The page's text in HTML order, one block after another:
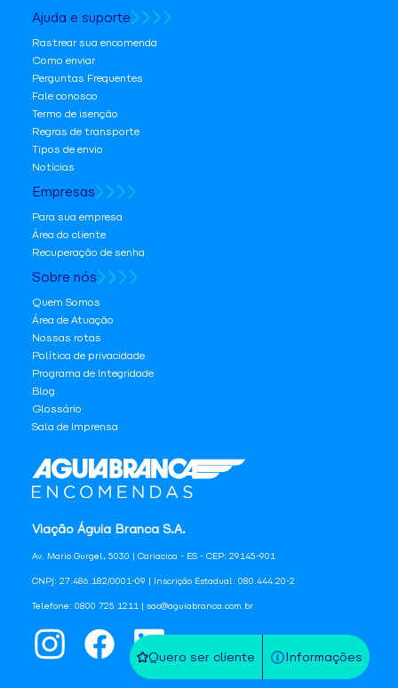
Quero ser cliente Informações
Viação Águia Branca S.A.
Av. Mario Gurgel, 5030 | Cariacica - ES - CEP: 29145-901
CNPJ: 27.486.182/0001-09 | Inscrição Estadual: 080.444.20-2
Telefone: 0800 725 1211 | sac@aguiabranca.com.br
Ajuda e suporte
Rastrear sua encomenda
Como enviar
Perguntas Frequentes
Fale conosco
Termo de isenção
Regras de transporte
Tipos de envio
Notícias
Empresas
Para sua empresa
Área do cliente
Recuperação de senha
Sobre nós
Quem Somos
Área de Atuação
Nossas rotas
Política de privacidade
Programa de Integridade
Blog
Glossário
Sala de Imprensa